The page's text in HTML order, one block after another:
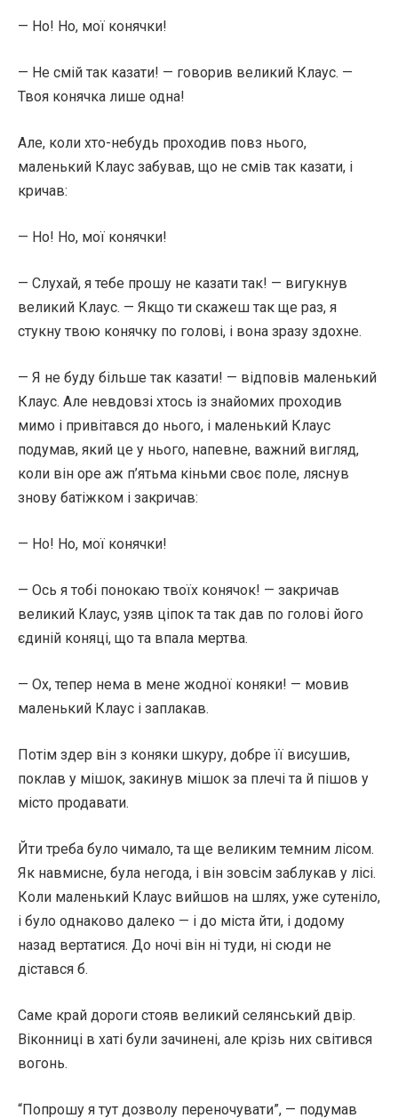
— Hо! Hо, мої конячки!
— Не смій так казати! — говорив великий Клаус. —
Твоя конячка лише одна!
Але, коли хто-небудь проходив повз нього,
маленький Клаус забував, що не смів так казати, і
кричав:
— Hо! Hо, мої конячки!
— Слухай, я тебе прошу не казати так! — вигукнув
великий Клаус. — Якщо ти скажеш так ще раз, я
стукну твою конячку по голові, і вона зразу здохне.
— Я не буду більше так казати! — відповів маленький
Клаус. Але невдовзі хтось із знайомих проходив
мимо і привітався до нього, і маленький Клаус
подумав, який це у нього, напевне, важний вигляд,
коли він оре аж п’ятьма кіньми своє поле, ляснув
знову батіжком і закричав:
— Hо! Hо, мої конячки!
— Ось я тобі понокаю твоїх конячок! — закричав
великий Клаус, узяв ціпок та так дав по голові його
єдиній коняці, що та впала мертва.
— Ох, тепер нема в мене жодної коняки! — мовив
маленький Клаус і заплакав.
Потім здер він з коняки шкуру, добре її висушив,
поклав у мішок, закинув мішок за плечі та й пішов у
місто продавати.
Йти треба було чимало, та ще великим темним лісом.
Як навмисне, була негода, і він зовсім заблукав у лісі.
Коли маленький Клаус вийшов на шлях, уже сутеніло,
і було однаково далеко — і до міста йти, і додому
назад вертатися. До ночі він ні туди, ні сюди не
дістався б.
Саме край дороги стояв великий селянський двір.
Віконниці в хаті були зачинені, але крізь них світився
вогонь.
“Попрошу я тут дозволу переночувати”, — подумав